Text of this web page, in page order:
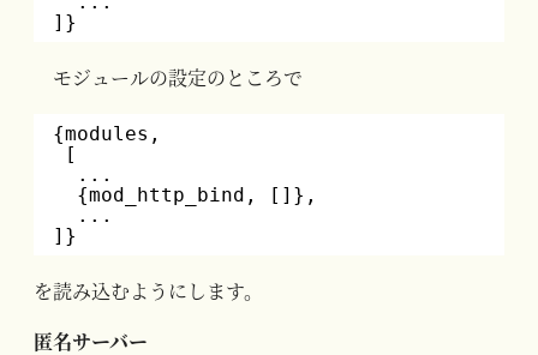
]}
モジュールの設定のところで
{modules,
[
...
{mod_http_bind, []},
...
]}
を読み込むようにします。
匿名サーバー